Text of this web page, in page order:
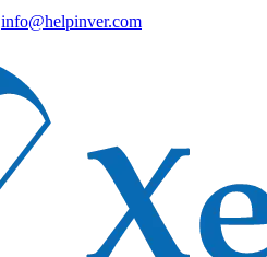
info@helpinver.com